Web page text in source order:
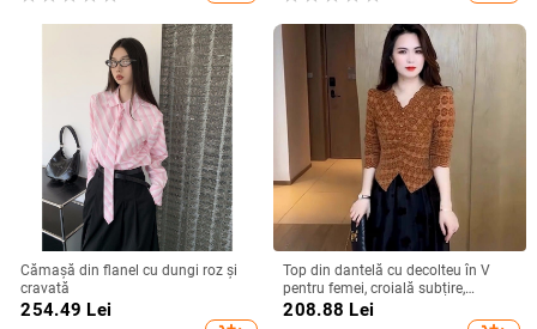
Cămașă din flanel cu dungi roz și
cravată
254.49 Lei
Top din dantelă cu decolteu în V
pentru femei, croială subțire,
lungime cropt, mâneci lungi, pentru
208.88 Lei